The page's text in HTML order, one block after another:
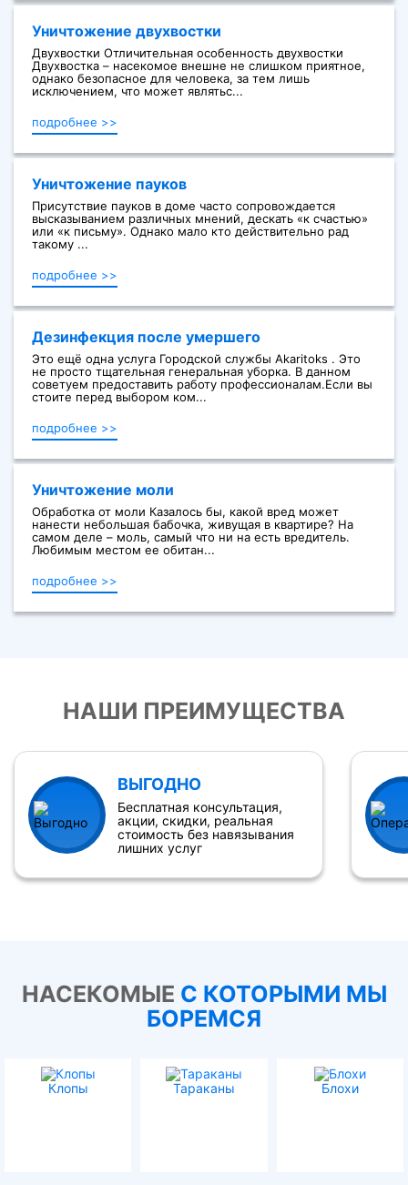
Уничтожение двухвостки
Двухвостки Отличительная особенность двухвостки
Двухвостка – насекомое внешне не слишком приятное,
однако безопасное для человека, за тем лишь
исключением, что может являтьс...
подробнее >>
Уничтожение пауков
Присутствие пауков в доме часто сопровождается
высказыванием различных мнений, дескать «к счастью»
или «к письму». Однако мало кто действительно рад
такому ...
подробнее >>
Дезинфекция после умершего
Это ещё одна услуга Городской службы Akaritoks . Это
не просто тщательная генеральная уборка. В данном
советуем предоставить работу профессионалам.Если вы
стоите перед выбором ком...
подробнее >>
Уничтожение моли
Обработка от моли Казалось бы, какой вред может
нанести небольшая бабочка, живущая в квартире? На
самом деле – моль, самый что ни на есть вредитель.
Любимым местом ее обитан...
подробнее >>
НАШИ ПРЕИМУЩЕСТВА
ВЫГОДНО
Бесплатная консультация,
акции, скидки, реальная
стоимость без навязывания
лишних услуг
НАСЕКОМЫЕ С КОТОРЫМИ МЫ
БОРЕМСЯ
Клопы Тараканы Блохи